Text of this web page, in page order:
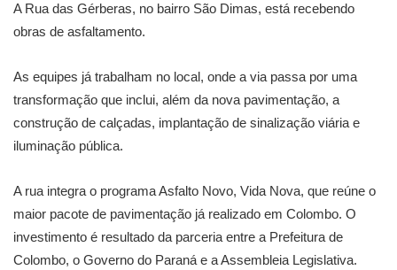
A Rua das Gérberas, no bairro São Dimas, está recebendo
obras de asfaltamento.
As equipes já trabalham no local, onde a via passa por uma
transformação que inclui, além da nova pavimentação, a
construção de calçadas, implantação de sinalização viária e
iluminação pública.
A rua integra o programa Asfalto Novo, Vida Nova, que reúne o
maior pacote de pavimentação já realizado em Colombo. O
investimento é resultado da parceria entre a Prefeitura de
Colombo, o Governo do Paraná e a Assembleia Legislativa.